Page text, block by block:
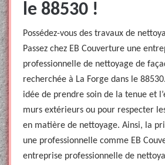
le 88530 !
Possédez-vous des travaux de
Passez chez EB Couverture une
professionnelle de nettoyage de
recherchée à La Forge dans le
idée de prendre soin de la tenue et
murs extérieurs ou pour respecter
en matière de nettoyage. Ainsi, la
une professionnelle comme EB
entreprise professionnelle de